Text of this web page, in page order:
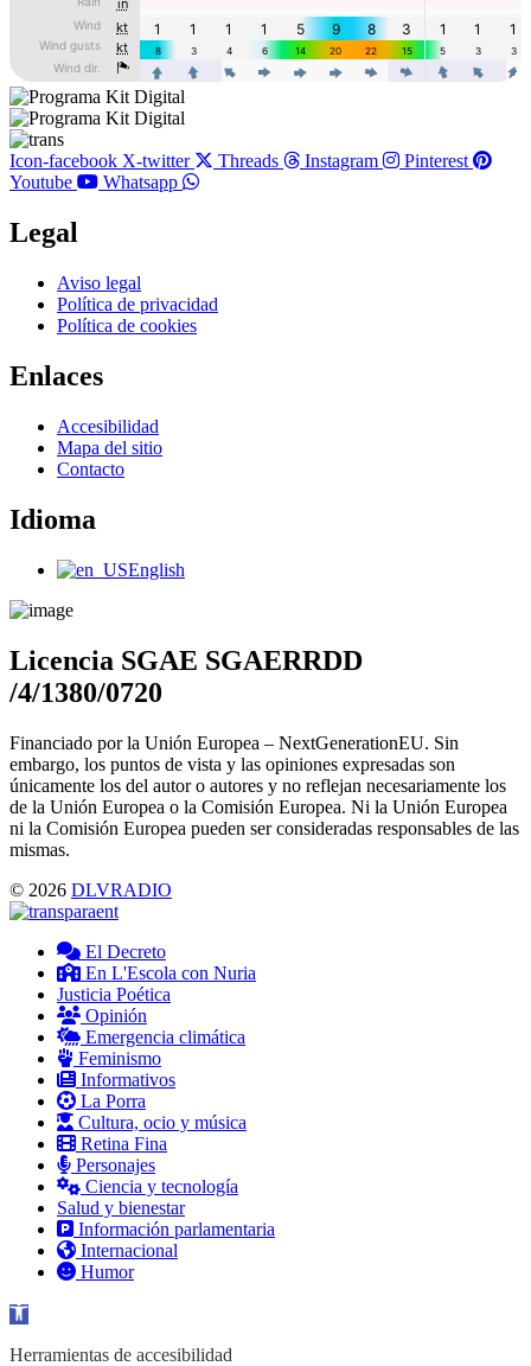
Icon-facebook X-twitter Threads Instagram
Pinterest
Youtube
Whatsapp
Legal
Main
Menu
Aviso legal
Política de privacidad
Política de cookies
Enlaces
Main
Menu
Accesibilidad
Mapa del sitio
Contacto
Idioma
Main
English
Licencia SGAE SGAERRDD
/4/1380/0720
Financiado por la Unión Europea – NextGenerationEU. Sin
embargo, los puntos de vista y las opiniones expresadas son
únicamente los del autor o autores y no reflejan necesariamente los
de la Unión Europea o la Comisión Europea. Ni la Unión Europea
ni la Comisión Europea pueden ser consideradas responsables de las
mismas.
© 2026 DLVRADIO
El Decreto
En L'Escola con Nuria
Justicia Poética
Opinión
Emergencia climática
Feminismo
Informativos
La Porra
Cultura, ocio y música
Retina Fina
Personajes
Ciencia y tecnología
Salud y bienestar
Información parlamentaria
Internacional
Humor
Abrir barra de herramientas
Herramientas de accesibilidad